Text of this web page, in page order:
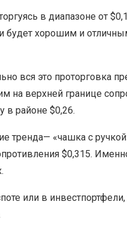
в диапазоне от
будет хорошим и
вся это проторговка
на верхней границе
в районе $0,26.
тренда— «чашка с
$0,315.
или в